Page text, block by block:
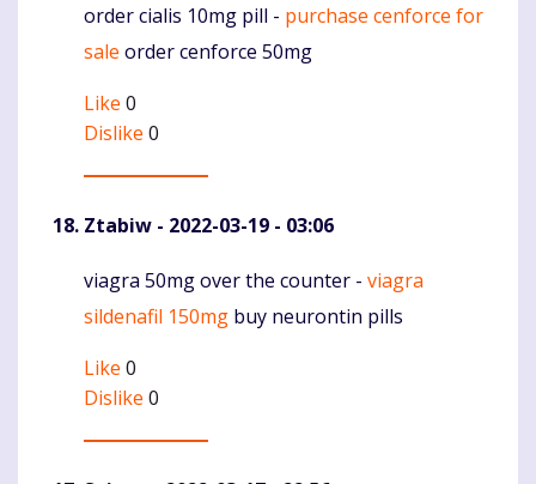
Komentaras
order cialis 10mg pill - purchase cenforce for
sale order cenforce 50mg
Like 0
Dislike 0
Ztabiw - 2022-03-19 - 03:06
Komentaras
viagra 50mg over the counter - viagra
sildenafil 150mg buy neurontin pills
Like 0
Dislike 0